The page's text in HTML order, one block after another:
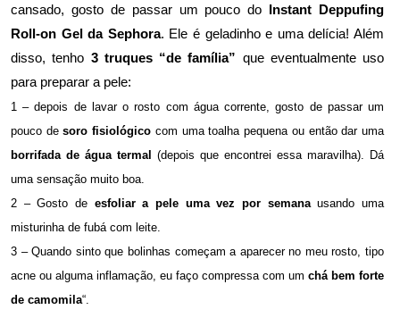
cansado, gosto de passar um pouco do Instant Deppufing
Roll-on Gel da Sephora. Ele é geladinho e uma delícia! Além
disso, tenho 3 truques “de família” que eventualmente uso
para preparar a pele:
1 – depois de lavar o rosto com água corrente, gosto de passar um
pouco desoro fisiológico com uma toalha pequena ou então dar uma
borrifada de água termal
(depois que encontrei essa maravilha). Dá
uma sensação muito boa.
2 – Gosto de esfoliar a pele uma vez por semanausando uma
misturinha de fubá com leite.
3 – Quando sinto que bolinhas começam a aparecer no meu rosto, tipo
acne ou alguma inflamação, eu faço compressa com um chá bem forte
de camomila“.